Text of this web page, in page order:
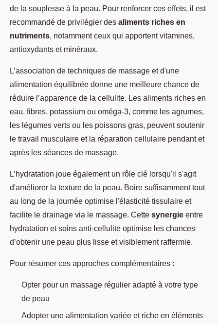
de la souplesse à la peau. Pour renforcer ces effets, il est
recommandé de privilégier des aliments riches en
nutriments, notamment ceux qui apportent vitamines,
antioxydants et minéraux.
L’association de techniques de massage et d'une
alimentation équilibrée donne une meilleure chance de
réduire l’apparence de la cellulite. Les aliments riches en
eau, fibres, potassium ou oméga-3, comme les agrumes,
les légumes verts ou les poissons gras, peuvent soutenir
le travail musculaire et la réparation cellulaire pendant et
après les séances de massage.
L’hydratation joue également un rôle clé lorsqu'il s'agit
d'améliorer la texture de la peau. Boire suffisamment tout
au long de la journée optimise l'élasticité tissulaire et
facilite le drainage via le massage. Cette synergie entre
hydratation et soins anti-cellulite optimise les chances
d’obtenir une peau plus lisse et visiblement raffermie.
Pour résumer ces approches complémentaires :
Opter pour un massage régulier adapté à votre type
de peau
Adopter une alimentation variée et riche en éléments